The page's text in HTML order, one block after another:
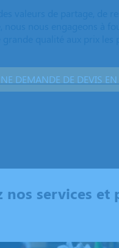
DEMANDE DE DEVIS
nos services et